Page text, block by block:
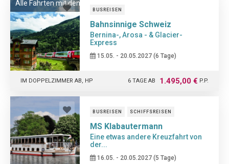
Alle Fahrten mit den ORIGINAL Zügen
BUSREISEN
Bahnsinnige Schweiz
Bernina-, Arosa - & Glacier-
Express
15.05. - 20.05.2027 (6 Tage)
6 TAGE AB 1.495,00 € P.P.
IM DOPPELZIMMER AB, HP
BUSREISEN SCHIFFSREISEN
MS Klabautermann
Eine etwas andere Kreuzfahrt von
der...
16.05. - 20.05.2027 (5 Tage)